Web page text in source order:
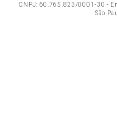
CNPJ: 60.765.823/0001-30 -
São